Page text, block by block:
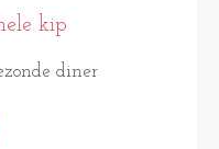
kip
diner